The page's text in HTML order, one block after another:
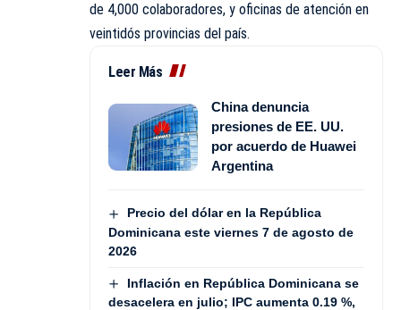
de 4,000 colaboradores, y oficinas de atención en
veintidós provincias del país.
Leer Más
China denuncia
presiones de EE. UU.
por acuerdo de Huawei
Argentina
Precio del dólar en la República
Dominicana este viernes 7 de agosto de
2026
Inflación en República Dominicana se
desacelera en julio; IPC aumenta 0.19 %,